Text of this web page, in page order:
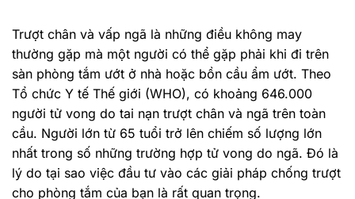
Trượt chân và vấp ngã là những điều không may
thường gặp mà một người có thể gặp phải khi đi trên
sàn phòng tắm ướt ở nhà hoặc bồn cầu ẩm ướt. Theo
Tổ chức Y tế Thế giới (WHO), có khoảng 646.000
người tử vong do tai nạn trượt chân và ngã trên toàn
cầu. Người lớn từ 65 tuổi trở lên chiếm số lượng lớn
nhất trong số những trường hợp tử vong do ngã. Đó là
lý do tại sao việc đầu tư vào các giải pháp chống trượt
cho phòng tắm của bạn là rất quan trọng.